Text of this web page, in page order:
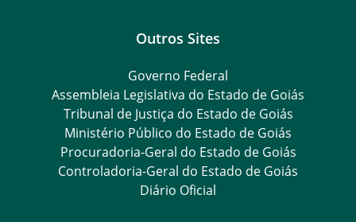
Outros Sites
Governo Federal
Assembleia Legislativa do Estado de Goiás
Tribunal de Justiça do Estado de Goiás
Ministério Público do Estado de Goiás
Procuradoria-Geral do Estado de Goiás
Controladoria-Geral do Estado de Goiás
Diário Oficial